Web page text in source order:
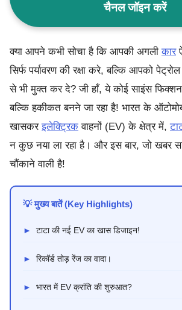
चैनल जॉइन करें
क्या आपने कभी सोचा है कि आपकी अगलीकार
सिर्फ पर्यावरण की रक्षा करे, बल्कि आपको
से भी मुक्त कर दे? जी हाँ, ये कोई साइंस
बल्कि हकीकत बनने जा रहा है! भारत के
खासकरइलेक्ट्रिक वाहनों (EV) के क्षेत्र में,
न कुछ नया ला रहा है। और इस बार, जो खबर
चौंकाने वाली है!
💡 मुख्य बातें (Key Highlights)
► टाटा की नई EV का खास डिजाइन!
► रिकॉर्ड तोड़ रेंज का वादा।
► भारत में EV क्रांति की शुरुआत?